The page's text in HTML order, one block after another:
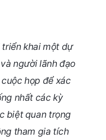
khai một dự
người lãnh đạo
họp để xác
nhất các kỳ
biệt quan trọng
tham gia tích